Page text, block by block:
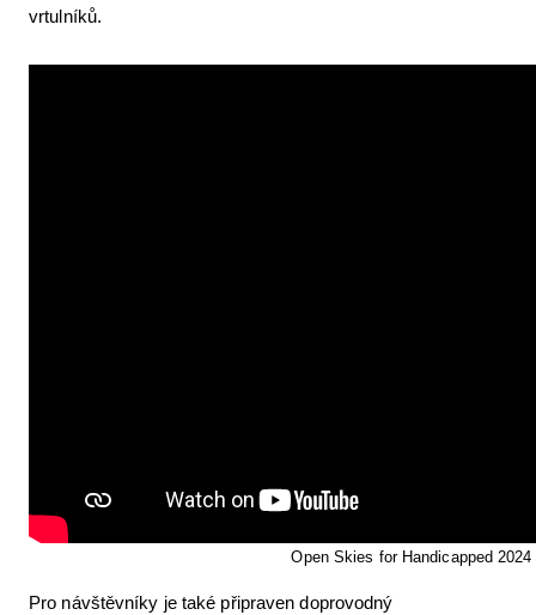
vrtulníků.
Open Skies for Handicapped 2024
Pro návštěvníky je také připraven doprovodný